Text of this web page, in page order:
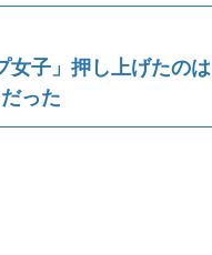
子」押し上げたのは
った